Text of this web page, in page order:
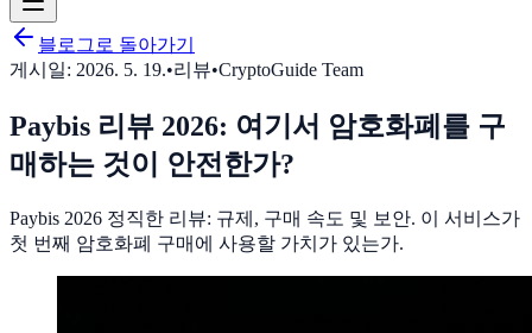
블로그로 돌아가기
게시일: 2026. 5. 19.•리뷰•CryptoGuide Team
Paybis 리뷰 2026: 여기서 암호화폐를 구
매하는 것이 안전한가?
Paybis 2026 정직한 리뷰: 규제, 구매 속도 및 보안. 이 서비스가
첫 번째 암호화폐 구매에 사용할 가치가 있는가.